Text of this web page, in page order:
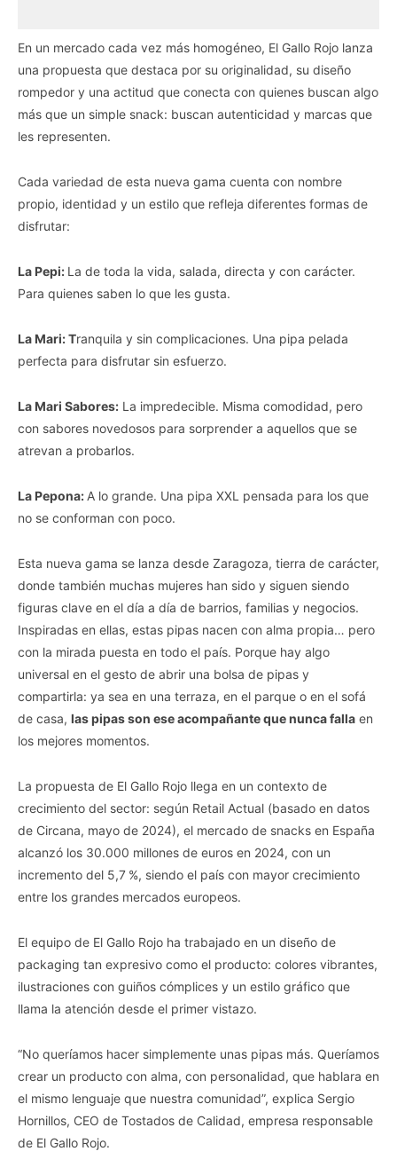
En un mercado cada vez más homogéneo, El Gallo Rojo lanza
una propuesta que destaca por su originalidad, su diseño
rompedor y una actitud que conecta con quienes buscan algo
más que un simple snack: buscan autenticidad y marcas que
les representen.
Cada variedad de esta nueva gama cuenta con nombre
propio, identidad y un estilo que refleja diferentes formas de
disfrutar:
La Pepi: La de toda la vida, salada, directa y con carácter.
Para quienes saben lo que les gusta.
La Mari: Tranquila y sin complicaciones. Una pipa pelada
perfecta para disfrutar sin esfuerzo.
La Mari Sabores: La impredecible. Misma comodidad, pero
con sabores novedosos para sorprender a aquellos que se
atrevan a probarlos.
La Pepona: A lo grande. Una pipa XXL pensada para los que
no se conforman con poco.
Esta nueva gama se lanza desde Zaragoza, tierra de carácter,
donde también muchas mujeres han sido y siguen siendo
figuras clave en el día a día de barrios, familias y negocios.
Inspiradas en ellas, estas pipas nacen con alma propia… pero
con la mirada puesta en todo el país. Porque hay algo
universal en el gesto de abrir una bolsa de pipas y
compartirla: ya sea en una terraza, en el parque o en el sofá
de casa, las pipas son ese acompañante que nunca falla en
los mejores momentos.
La propuesta de El Gallo Rojo llega en un contexto de
crecimiento del sector: según Retail Actual (basado en datos
de Circana, mayo de 2024), el mercado de snacks en España
alcanzó los 30.000 millones de euros en 2024, con un
incremento del 5,7 %, siendo el país con mayor crecimiento
entre los grandes mercados europeos.
El equipo de El Gallo Rojo ha trabajado en un diseño de
packaging tan expresivo como el producto: colores vibrantes,
ilustraciones con guiños cómplices y un estilo gráfico que
llama la atención desde el primer vistazo.
“No queríamos hacer simplemente unas pipas más. Queríamos
crear un producto con alma, con personalidad, que hablara en
el mismo lenguaje que nuestra comunidad”, explica Sergio
Hornillos, CEO de Tostados de Calidad, empresa responsable
de El Gallo Rojo.